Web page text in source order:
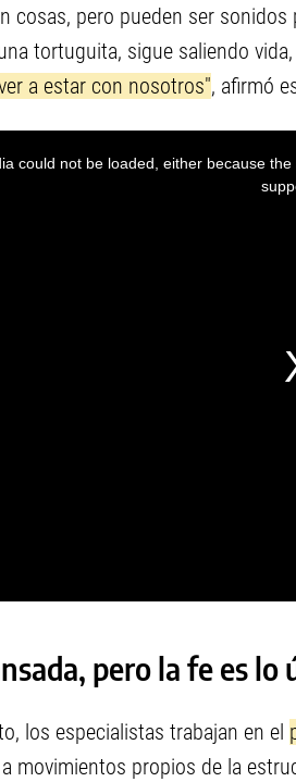
cosas, pero pueden ser
tortuguita, sigue saliendo
a estar con nosotros", afirmó
pero la fe es
los especialistas trabajan en el
movimientos propios de la